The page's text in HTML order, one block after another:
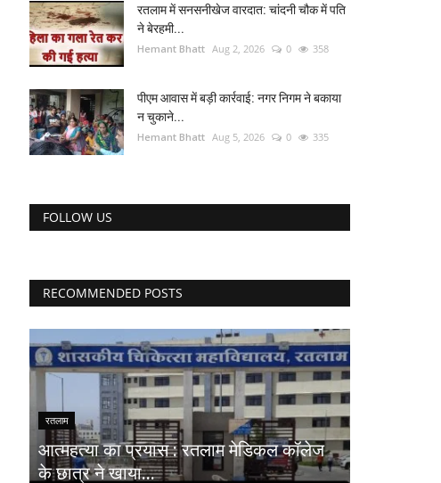
रतलाम में सनसनीखेज वारदात: चांदनी चौक में पति
ने बेरहमी...
Hemant Bhatt Aug 2, 2026 0 358
पीएम आवास में बड़ी कार्रवाई: नगर निगम ने बकाया
न चुकाने...
Hemant Bhatt Aug 5, 2026 0 335
FOLLOW US
RECOMMENDED POSTS
रतलाम
आत्महत्या का प्रयास : रतलाम मेडिकल कॉलेज
के छात्र ने खाया...